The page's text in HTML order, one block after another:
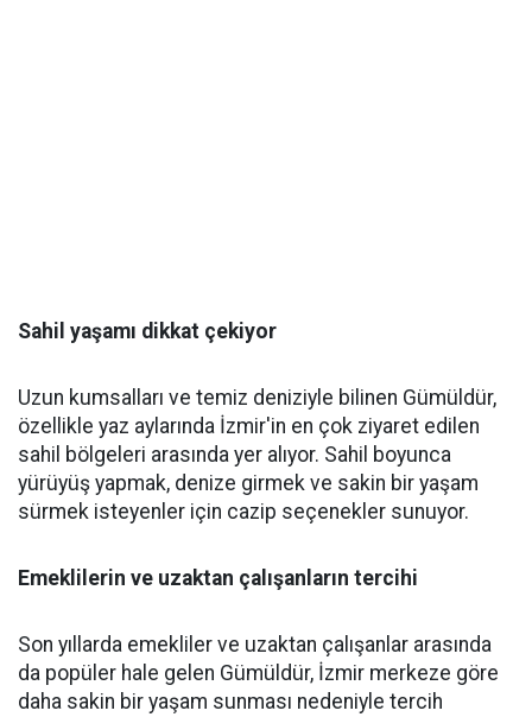
Sahil yaşamı dikkat çekiyor
Uzun kumsalları ve temiz deniziyle bilinen Gümüldür,
özellikle yaz aylarında İzmir'in en çok ziyaret edilen
sahil bölgeleri arasında yer alıyor. Sahil boyunca
yürüyüş yapmak, denize girmek ve sakin bir yaşam
sürmek isteyenler için cazip seçenekler sunuyor.
Emeklilerin ve uzaktan çalışanların tercihi
Son yıllarda emekliler ve uzaktan çalışanlar arasında
da popüler hale gelen Gümüldür, İzmir merkeze göre
daha sakin bir yaşam sunması nedeniyle tercih